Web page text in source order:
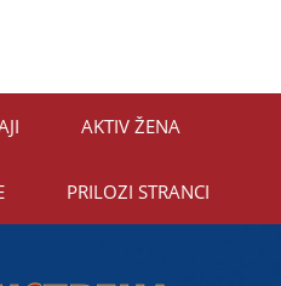
AKTIV ŽENA
PRILOZI STRANCI